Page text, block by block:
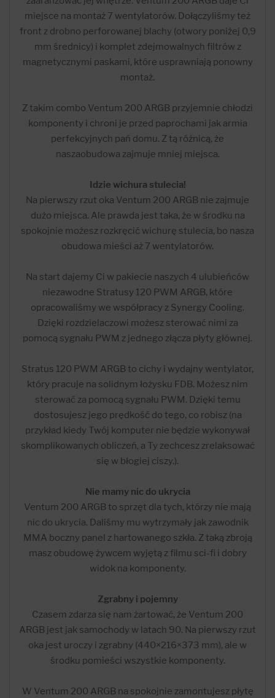
miejsce na montaż 7 wentylatorów. Dołączyliśmy też
front z drobno perforowanej blachy (otwory poniżej 0,9
mm średnicy) i komplet zdejmowalnych filtrów z
magnetycznymi paskami, które usprawniają ponowny
montaż.
Z takim combo Ventum 200 ARGB przyjemnie chłodzi
komponenty i chroni je przed paprochami jak armia
perfekcyjnych pań domu. Z tą różnicą, że
naszaobudowa zajmuje mniej miejsca.
Idzie wichura stulecia!
Na pierwszy rzut oka Ventum 200 ARGB nie zajmuje
dużo miejsca. Ale prawda jest taka, że w środku na
spokojnie możesz rozkręcić wichurę stulecia, bo nasza
obudowa mieści aż 7 wentylatorów.
Na start dajemy Ci w pakiecie naszych 4 ulubieńców
niezawodne Stratusy 120 PWM ARGB, które
opracowaliśmy we współpracy z Synergy Cooling.
Dzięki rozdzielaczowi możesz sterować nimi za
pomocą sygnału PWM z jednego złącza płyty głównej.
Stratus 120 PWM ARGB to cichy i wydajny wentylator,
który pracuje na solidnym łożysku FDB. Możesz nim
sterować za pomocą sygnału PWM. Dzięki temu
dostosujesz jego prędkość do tego, co robisz (na
przykład kiedy Twój komputer nie będzie wykonywał
skomplikowanych obliczeń, a Ty zechcesz zrelaksować
się w błogiej ciszy.).
Nie mamy nic do ukrycia
Ventum 200 ARGB to sprzęt dla tych, którzy nie mają
nic do ukrycia. Daliśmy mu wytrzymały jak zawodnik
MMA boczny panel z hartowanego szkła. Z taką zbroją
masz obudowę żywcem wyjętą z filmu sci-fi i dobry
widok na komponenty.
Zgrabny i pojemny
Czasem zdarza się nam żartować, że Ventum 200
ARGB jest jak samochody w latach 90. Na pierwszy rzut
oka jest uroczy i zgrabny (440×216×373 mm), ale w
środku pomieści wszystkie komponenty.
W Ventum 200 ARGB na spokojnie zamontujesz płytę